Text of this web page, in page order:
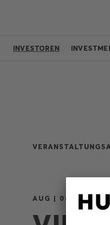
INVESTOREN
AUG | 06 | 2021